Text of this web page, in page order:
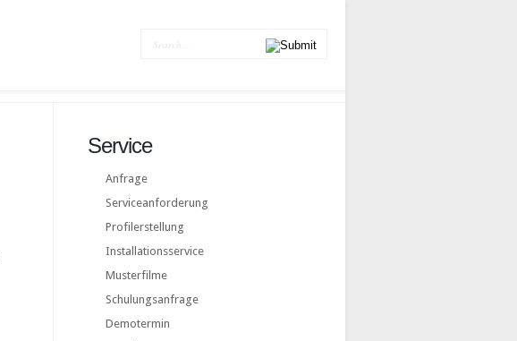
Service
Anfrage
Serviceanforderung
Profilerstellung
Installationsservice
Musterfilme
Schulungsanfrage
Demotermin